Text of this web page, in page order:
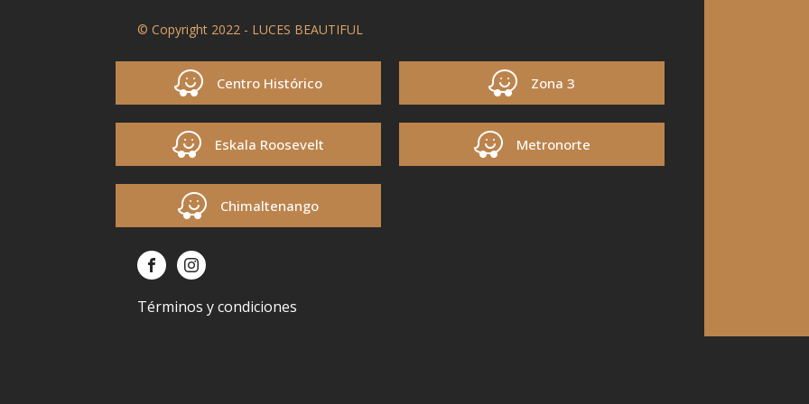
© Copyright 2022 - LUCES BEAUTIFUL
Centro Histórico Zona 3
Eskala Roosevelt Metronorte
Chimaltenango
Términos y condiciones